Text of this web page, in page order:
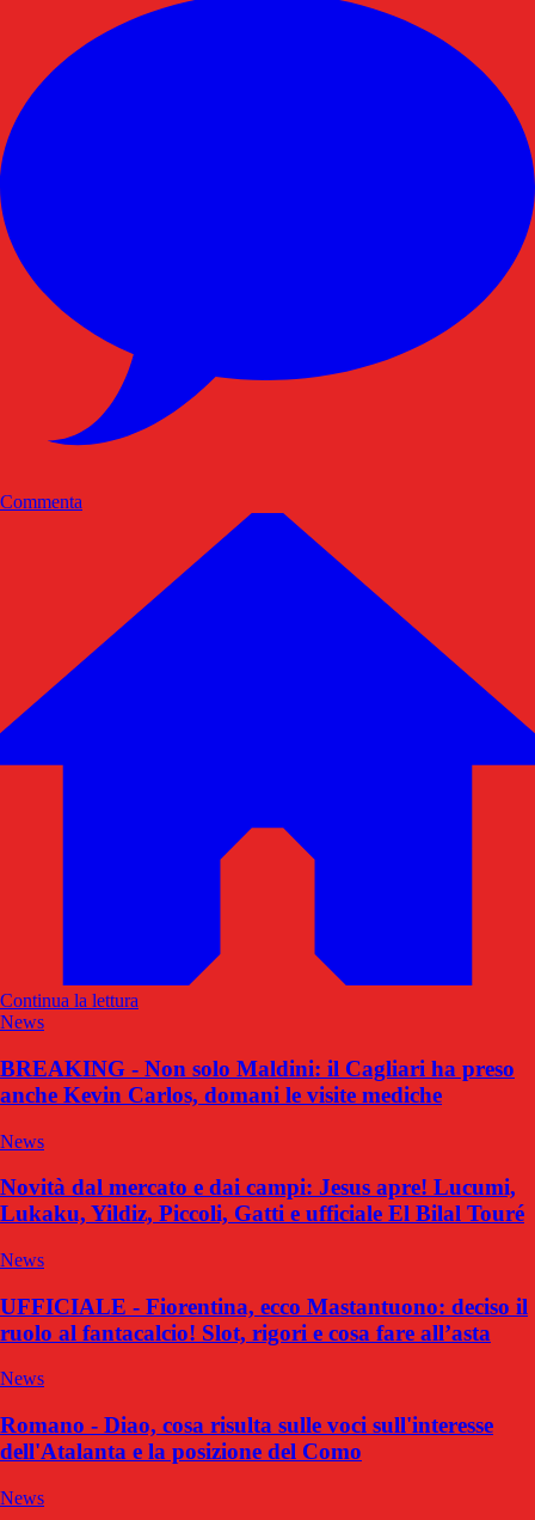
Commenta
Continua la lettura
News
BREAKING - Non solo Maldini: il Cagliari ha preso
anche Kevin Carlos, domani le visite mediche
News
Novità dal mercato e dai campi: Jesus apre! Lucumi,
Lukaku, Yildiz, Piccoli, Gatti e ufficiale El Bilal Touré
News
UFFICIALE - Fiorentina, ecco Mastantuono: deciso il
ruolo al fantacalcio! Slot, rigori e cosa fare all’asta
News
Romano - Diao, cosa risulta sulle voci sull'interesse
dell'Atalanta e la posizione del Como
News